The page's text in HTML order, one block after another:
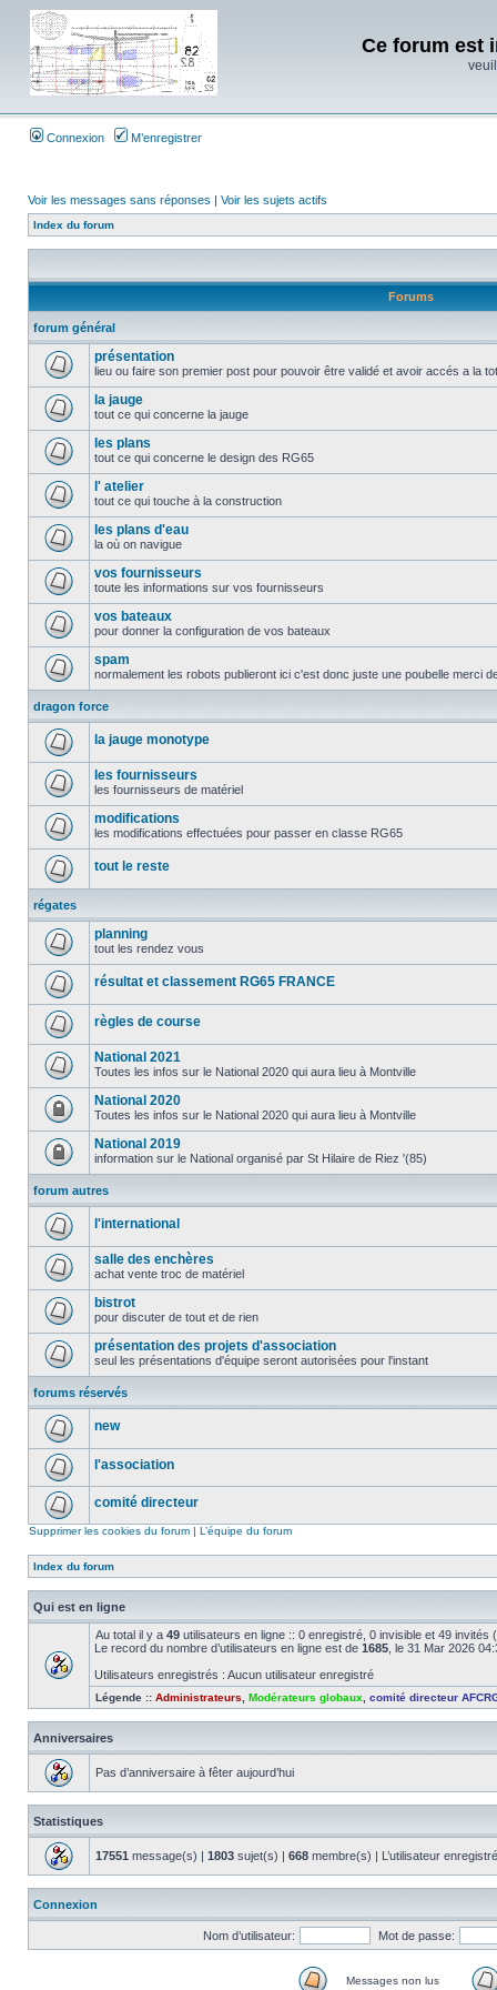
Ce forum est
Connexion M’enregistrer
Voir les messages sans réponses | Voir les sujets actifs
Index du forum
Forums
forum général
présentation
lieu ou faire son premier post pour pouvoir être validé et avoir accés a la
la jauge
tout ce qui concerne la jauge
les plans
tout ce qui concerne le design des RG65
l' atelier
tout ce qui touche à la construction
les plans d'eau
la où on navigue
vos fournisseurs
toute les informations sur vos fournisseurs
vos bateaux
pour donner la configuration de vos bateaux
spam
normalement les robots publieront ici c'est donc juste une poubelle merci
dragon force
la jauge monotype
les fournisseurs
les fournisseurs de matériel
modifications
les modifications effectuées pour passer en classe RG65
tout le reste
régates
planning
tout les rendez vous
résultat et classement RG65 FRANCE
règles de course
National 2021
Toutes les infos sur le National 2020 qui aura lieu à Montville
National 2020
Toutes les infos sur le National 2020 qui aura lieu à Montville
National 2019
information sur le National organisé par St Hilaire de Riez '(85)
forum autres
l'international
salle des enchères
achat vente troc de matériel
bistrot
pour discuter de tout et de rien
présentation des projets d'association
seul les présentations d'équipe seront autorisées pour l'instant
forums réservés
new
l'association
comité directeur
Supprimer les cookies du forum | L’équipe du forum
Index du forum
Qui est en ligne
Au total il y a 49 utilisateurs en ligne :: 0 enregistré, 0 invisible et 49
Le record du nombre d’utilisateurs en ligne est de 1685 , le 31 Mar 2026
Utilisateurs enregistrés : Aucun utilisateur enregistré
Légende :: Administrateurs Modérateurs globaux comité directeur
Anniversaires
Pas d’anniversaire à fêter aujourd’hui
Statistiques
17551 message(s) | 1803 sujet(s) | 668 membre(s) | L’utilisateur
Connexion
Nom d’utilisateur: Mot de passe:
Messages non lus